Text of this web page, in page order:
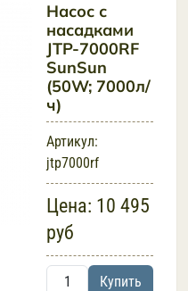
Насос с
насадками
JTP-7000RF
SunSun
(50W; 7000л/
ч)
Артикул:
jtp7000rf
Цена: 10 495
руб
Купить